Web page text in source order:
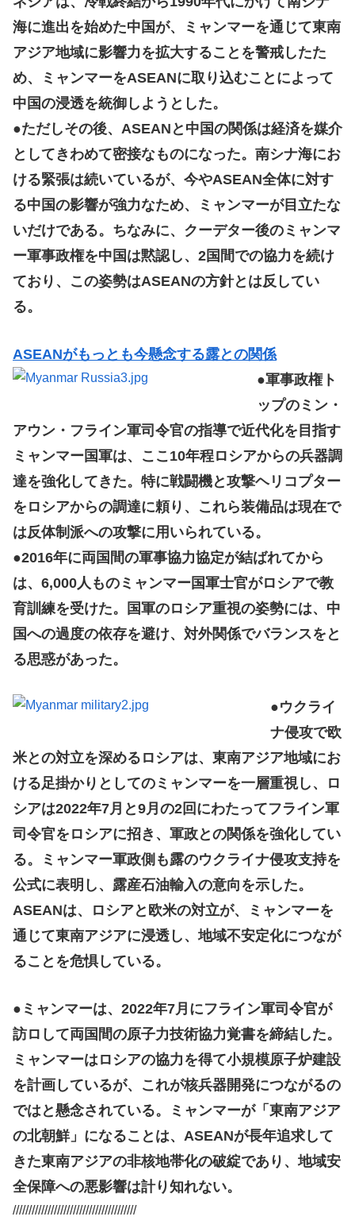
海に進出を始めた中国が、ミャンマーを通じて東南
アジア地域に影響力を拡大することを警戒したた
め、ミャンマーをASEANに取り込むことによって
中国の浸透を統御しようとした。
●ただしその後、ASEANと中国の関係は経済を媒介
としてきわめて密接なものになった。南シナ海にお
ける緊張は続いているが、今やASEAN全体に対す
る中国の影響が強力なため、ミャンマーが目立たな
いだけである。ちなみに、クーデター後のミャンマ
ー軍事政権を中国は黙認し、2国間での協力を続け
ており、この姿勢はASEANの方針とは反してい
る。
ASEANがもっとも今懸念する露との関係
●軍事政権ト
ップのミン・
アウン・フライン軍司令官の指導で近代化を目指す
ミャンマー国軍は、ここ10年程ロシアからの兵器調
達を強化してきた。特に戦闘機と攻撃ヘリコプター
をロシアからの調達に頼り、これら装備品は現在で
は反体制派への攻撃に用いられている。
●2016年に両国間の軍事協力協定が結ばれてから
は、6,000人ものミャンマー国軍士官がロシアで教
育訓練を受けた。国軍のロシア重視の姿勢には、中
国への過度の依存を避け、対外関係でバランスをと
る思惑があった。
●ウクライ
ナ侵攻で欧
米との対立を深めるロシアは、東南アジア地域にお
ける足掛かりとしてのミャンマーを一層重視し、ロ
シアは2022年7月と9月の2回にわたってフライン軍
司令官をロシアに招き、軍政との関係を強化してい
る。ミャンマー軍政側も露のウクライナ侵攻支持を
公式に表明し、露産石油輸入の意向を示した。
ASEANは、ロシアと欧米の対立が、ミャンマーを
通じて東南アジアに浸透し、地域不安定化につなが
ることを危惧している。
●ミャンマーは、2022年7月にフライン軍司令官が
訪ロして両国間の原子力技術協力覚書を締結した。
ミャンマーはロシアの協力を得て小規模原子炉建設
を計画しているが、これが核兵器開発につながるの
ではと懸念されている。ミャンマーが「東南アジア
の北朝鮮」になることは、ASEANが長年追求して
きた東南アジアの非核地帯化の破綻であり、地域安
全保障への悪影響は計り知れない。
///////////////////////////////////////